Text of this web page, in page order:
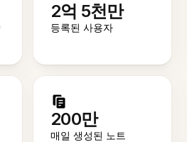
2억 5천만
등록된 사용자
200만
매일 생성된 노트